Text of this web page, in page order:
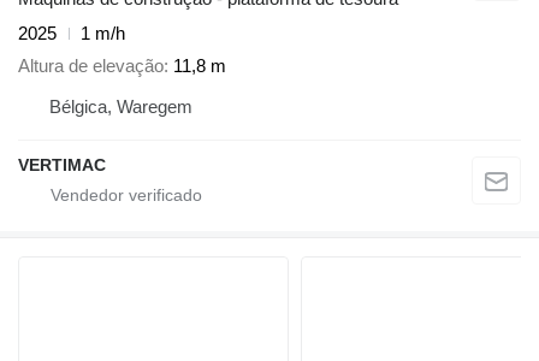
2025
1 m/h
Altura de elevação 11,8 m
Bélgica, Waregem
VERTIMAC